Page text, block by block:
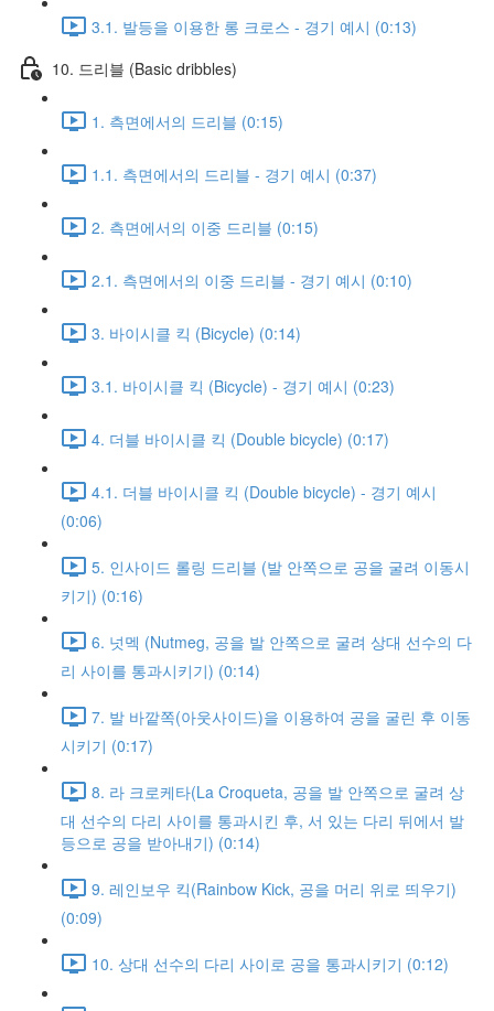
3.1. 발등을 이용한 롱 크로스 - 경기 예시 (0:13)
10. 드리블 (Basic dribbles)
1. 측면에서의 드리블 (0:15)
1.1. 측면에서의 드리블 - 경기 예시 (0:37)
2. 측면에서의 이중 드리블 (0:15)
2.1. 측면에서의 이중 드리블 - 경기 예시 (0:10)
3. 바이시클 킥 (Bicycle) (0:14)
3.1. 바이시클 킥 (Bicycle) - 경기 예시 (0:23)
4. 더블 바이시클 킥 (Double bicycle) (0:17)
4.1. 더블 바이시클 킥 (Double bicycle) - 경기 예시
(0:06)
5. 인사이드 롤링 드리블 (발 안쪽으로 공을 굴려 이동시
키기) (0:16)
6. 넛멕 (Nutmeg, 공을 발 안쪽으로 굴려 상대 선수의 다
리 사이를 통과시키기) (0:14)
7. 발 바깥쪽(아웃사이드)을 이용하여 공을 굴린 후 이동
시키기 (0:17)
8. 라 크로케타(La Croqueta, 공을 발 안쪽으로 굴려 상
대 선수의 다리 사이를 통과시킨 후, 서 있는 다리 뒤에서 발
등으로 공을 받아내기) (0:14)
9. 레인보우 킥(Rainbow Kick, 공을 머리 위로 띄우기)
(0:09)
10. 상대 선수의 다리 사이로 공을 통과시키기 (0:12)